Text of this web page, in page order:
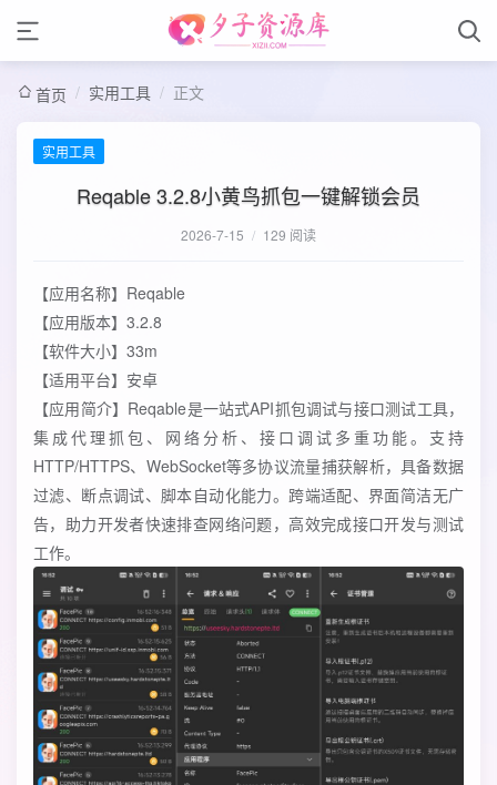
首页 / 实用工具 / 正文
实用工具
Reqable 3.2.8小黄鸟抓包一键解锁会员
2026-7-15 / 129 阅读
【应用名称】Reqable
【应用版本】3.2.8
【软件大小】33m
【适用平台】安卓
【应用简介】Reqable是一站式API抓包调试与接口测试工具，
集成代理抓包、网络分析、接口调试多重功能。支持
HTTP/HTTPS、WebSocket等多协议流量捕获解析，具备数据
过滤、断点调试、脚本自动化能力。跨端适配、界面简洁无广
告，助力开发者快速排查网络问题，高效完成接口开发与测试
工作。